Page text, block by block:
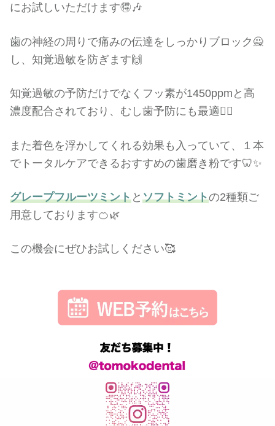
にお試しいただけます🉐🎶
歯の神経の周りで痛みの伝達をしっかりブロック🙅
し、知覚過敏を防ぎます🙌
知覚過敏の予防だけでなくフッ素が1450ppmと高
濃度配合されており、むし歯予防にも最適🙆‍♀️
また着色を浮かしてくれる効果も入っていて、１本
でトータルケアできるおすすめの歯磨き粉です🦷✨
グレープフルーツミントと ソフトミントの2種類ご
用意しております🍊🌿
この機会にぜひお試しください🥰